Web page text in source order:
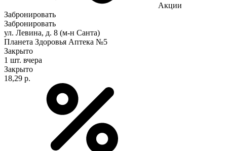
Акции
Забронировать
Забронировать
ул. Левина, д. 8 (м-н Санта)
Планета Здоровья Аптека №5
Закрыто
1 шт. вчера
Закрыто
18,29 р.